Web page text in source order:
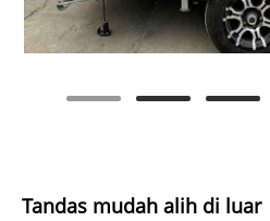
Tandas mudah alih di luar